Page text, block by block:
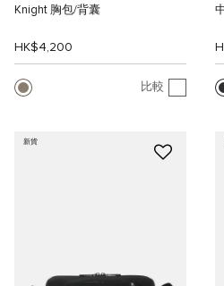
Knight 胸包/背囊
HK$4,200
比較
新貨